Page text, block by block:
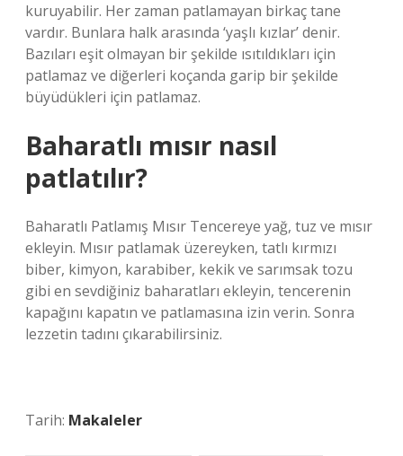
kuruyabilir. Her zaman patlamayan birkaç tane
vardır. Bunlara halk arasında ‘yaşlı kızlar’ denir.
Bazıları eşit olmayan bir şekilde ısıtıldıkları için
patlamaz ve diğerleri koçanda garip bir şekilde
büyüdükleri için patlamaz.
Baharatlı mısır nasıl
patlatılır?
Baharatlı Patlamış Mısır Tencereye yağ, tuz ve mısır
ekleyin. Mısır patlamak üzereyken, tatlı kırmızı
biber, kimyon, karabiber, kekik ve sarımsak tozu
gibi en sevdiğiniz baharatları ekleyin, tencerenin
kapağını kapatın ve patlamasına izin verin. Sonra
lezzetin tadını çıkarabilirsiniz.
Tarih: Makaleler